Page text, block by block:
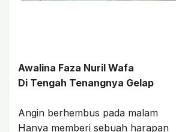
Awalina Faza Nuril Wafa
Di Tengah Tenangnya Gelap
Angin berhembus pada malam
Hanya memberi sebuah harapan